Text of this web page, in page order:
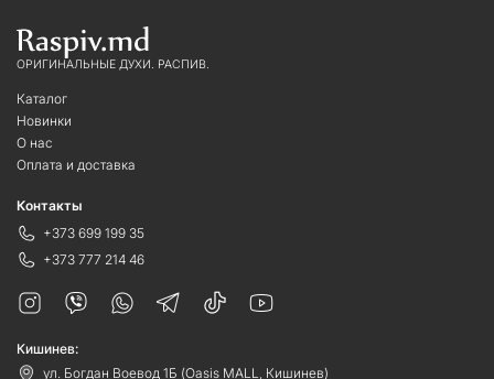
ОРИГИНАЛЬНЫЕ ДУХИ. РАСПИВ.
Каталог
Новинки
О нас
Оплата и доставка
Контакты
+373 699 199 35
+373 777 214 46
Кишинев:
ул. Богдан Воевод 1Б (Oasis MALL, Кишинев)